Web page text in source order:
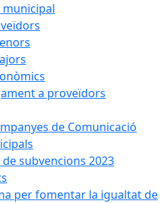
a proveïdors
de Comunicació
subvencions 2023
per fomentar la igualtat de